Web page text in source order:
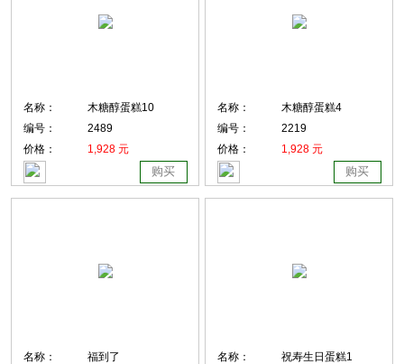
名称：
木糖醇蛋糕10
编号：
2489
价格：
1,928 元
购买
名称：
木糖醇蛋糕4
编号：
2219
价格：
1,928 元
购买
名称：
福到了
名称：
祝寿生日蛋糕1